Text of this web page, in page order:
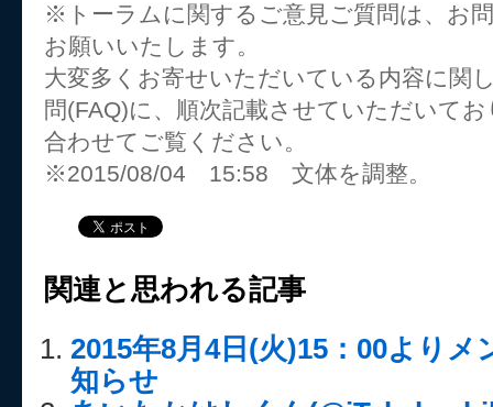
※トーラムに関するご意見ご質問は、お
お願いいたします。
大変多くお寄せいただいている内容に関
問(FAQ)に、順次記載させていただいて
合わせてご覧ください。
※2015/08/04 15:58 文体を調整。
関連と思われる記事
2015年8月4日(火)15：00より
知らせ